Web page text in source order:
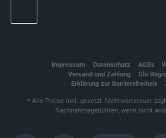
Impressum Datenschutz AGBs
Versand und Zahlung
Glo
Erklärung zur Barrierefreiheit
* Alle Preise inkl. gesetzl. Mehrwertsteuer zzgl.
Nachnahmegebühren, wenn nicht